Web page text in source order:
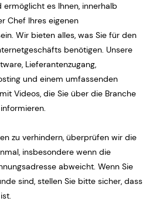
es Ihnen, innerhalb
Chef Ihres eigenen
Wir bieten alles, was Sie für den
benötigen. Unsere
Lieferantenzugang,
und einem umfassenden
Videos, die Sie über die Branche
zu verhindern, überprüfen wir die
insbesondere wenn die
abweicht. Wenn Sie
sind, stellen Sie bitte sicher, dass